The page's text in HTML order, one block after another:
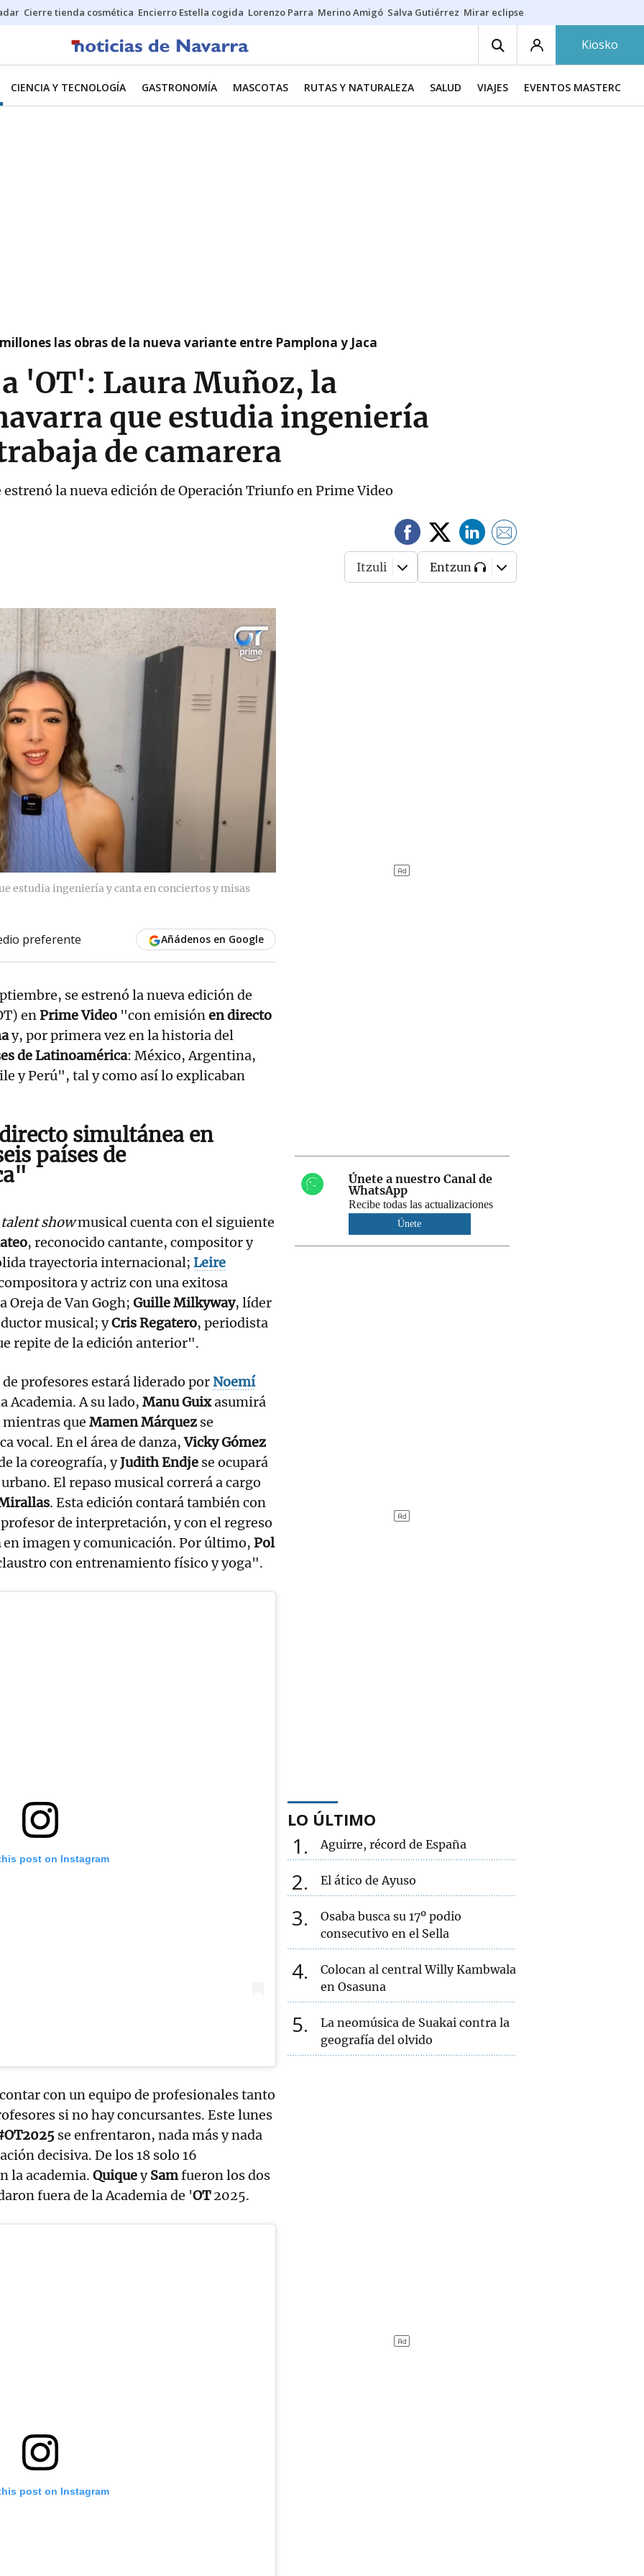
Cierre tienda cosmética Encierro Estella cogida Lorenzo Parra Merino Amigó Salva Gutiérrez Mirar eclipse
Kiosko
CIENCIA Y TECNOLOGÍA GASTRONOMÍA MASCOTAS RUTAS Y NATURALEZA SALUD VIAJES EVENTOS MASTERCHEF
las obras de la nueva variante entre Pamplona y Jaca
'OT': Laura Muñoz, la
que estudia ingeniería
de camarera
estrenó la nueva edición de Operación Triunfo en Prime Video
Itzuli Entzun
estudia ingeniería y canta en conciertos y misas
preferente Añádenos en Google
se estrenó la nueva edición de
enPrime Video "con emisiónen directo
y, por primera vez en la historia del
de Latinoamérica: México, Argentina,
y Perú", tal y como así lo explicaban
simultánea en
países de
talent showmusical cuenta con el siguiente
, reconocido cantante, compositor y
trayectoria internacional; Leire
y actriz con una exitosa
Oreja de Van Gogh; Guille Milkyway, líder
musical; yCris Regatero, periodista
repite de la edición anterior".
profesores estará liderado por Noemí
Academia. A su lado, Manu Guixasumirá
que Mamen Márquez se
vocal. En el área de danza,Vicky Gómez
la coreografía, yJudith Endje se ocupará
El repaso musical correrá a cargo
. Esta edición contará también con
de interpretación, y con el regreso
en imagen y comunicación. Por último, Pol
con entrenamiento físico y yoga".
post on Instagram
con un equipo de profesionales tanto
si no hay concursantes. Este lunes
se enfrentaron, nada más y nada
decisiva. De los 18 solo 16
la academia. QuiqueySamfueron los dos
fuera de la Academia de 'OT2025.
post on Instagram
Únete a nuestro Canal de
WhatsApp
Recibe todas las actualizaciones
Únete
LO ÚLTIMO
1 Aguirre, récord de España
2 El ático de Ayuso
3
Osaba busca su 17º podio
consecutivo en el Sella
4
Colocan al central Willy Kambwala
en Osasuna
5
La neomúsica de Suakai contra la
geografía del olvido